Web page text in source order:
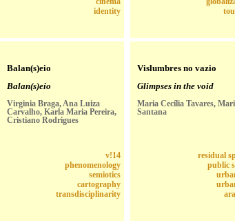
identity
Balan(s)eio
Balan(s)eio
Virginia Braga, Ana Luiza
Carvalho, Karla Maria Pereira,
Cristiano Rodrigues
v!14
phenomenology
semiotics
cartography
transdisciplinarity
Vislumbres no vazio
Glimpses in the void
Maria Cecília Tavares,
Santana
residual
public